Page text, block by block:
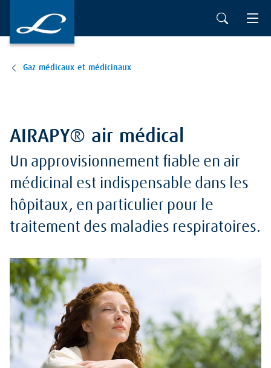
Gaz médicaux et médicinaux
AIRAPY® air médical
Un approvisionnement fiable en air
médicinal est indispensable dans les
hôpitaux, en particulier pour le
traitement des maladies respiratoires.